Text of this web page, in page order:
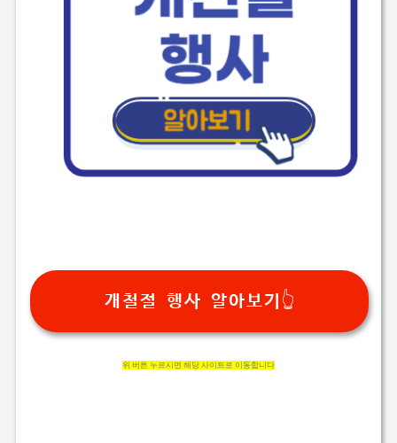
개철절 행사 알아보기👆
위 버튼 누르시면 해당 사이트로 이동합니다